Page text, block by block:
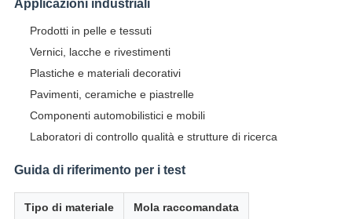
Applicazioni industriali
Prodotti in pelle e tessuti
Vernici, lacche e rivestimenti
Plastiche e materiali decorativi
Pavimenti, ceramiche e piastrelle
Componenti automobilistici e mobili
Laboratori di controllo qualità e strutture di ricerca
Guida di riferimento per i test
Tipo di materiale Mola raccomandata